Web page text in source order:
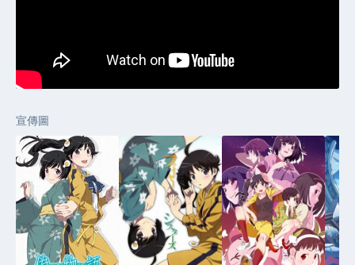
宣傳圖